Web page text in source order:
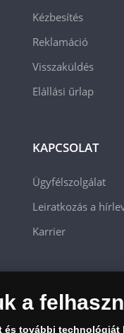
Kézbesítés
Reklamáció
Visszaküldés
Elállási űrlap
KAPCSOLAT
Ügyfélszolgálat
Leiratkozás a
Karrier
a
és további technológiát